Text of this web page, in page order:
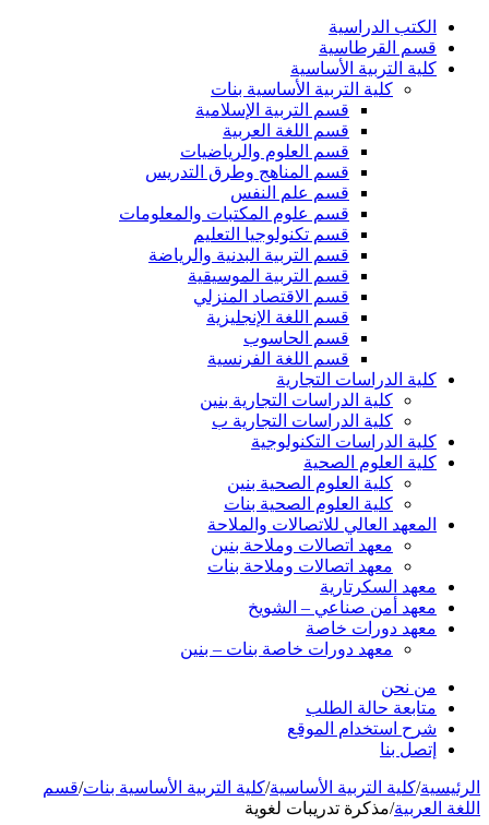
الكتب الدراسية
قسم القرطاسية
كلية التربية الأساسية
كلية التربية الأساسية بنات
قسم التربية الإسلامية
قسم اللغة العربية
قسم العلوم والرياضيات
قسم المناهج وطرق التدريس
قسم علم النفس
قسم علوم المكتبات والمعلومات
قسم تكنولوجيا التعليم
قسم التربية البدنية والرياضة
قسم التربية الموسيقية
قسم الاقتصاد المنزلي
قسم اللغة الإنجليزية
قسم الحاسوب
قسم اللغة الفرنسية
كلية الدراسات التجارية
كلية الدراسات التجارية بنين
كلية الدراسات التجارية ب
كلية الدراسات التكنولوجية
كلية العلوم الصحية
كلية العلوم الصحية بنين
كلية العلوم الصحية بنات
المعهد العالي للاتصالات والملاحة
معهد اتصالات وملاحة بنين
معهد اتصالات وملاحة بنات
معهد السكرتارية
معهد أمن صناعي – الشويخ
معهد دورات خاصة
معهد دورات خاصة بنات – بنين
من نحن
متابعة حالة الطلب
شرح استخدام الموقع
إتصل بنا
الرئيسية/كلية التربية الأساسية/كلية التربية الأساسية بنات/قسم
اللغة العربية/مذكرة تدريبات لغوية